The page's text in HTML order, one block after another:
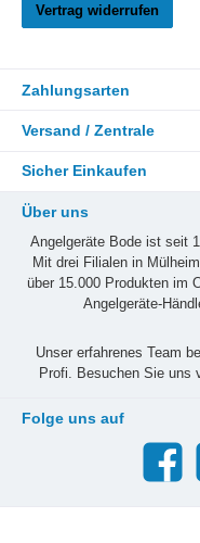
Vertrag widerrufen
Zahlungsarten
Versand / Zentrale
Sicher Einkaufen
Über uns
Angelgeräte Bode ist seit
Mit drei Filialen in
über 15.000 Produkten im
Angelgeräte-
Unser erfahrenes Team
Profi. Besuchen Sie uns
Folge uns auf
Facebook